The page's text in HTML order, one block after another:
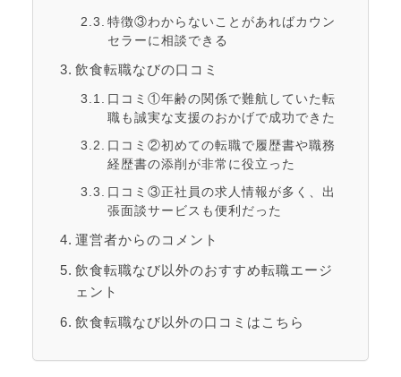
特徴③わからないことがあればカウン
セラーに相談できる
飲食転職なびの口コミ
口コミ①年齢の関係で難航していた転
職も誠実な支援のおかげで成功できた
口コミ②初めての転職で履歴書や職務
経歴書の添削が非常に役立った
口コミ③正社員の求人情報が多く、出
張面談サービスも便利だった
運営者からのコメント
飲食転職なび以外のおすすめ転職エージ
ェント
飲食転職なび以外の口コミはこちら